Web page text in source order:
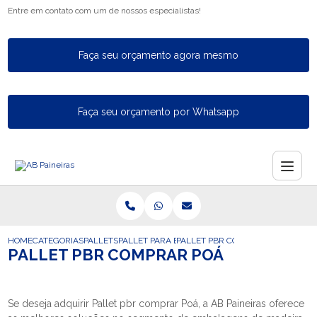
Entre em contato com um de nossos especialistas!
Faça seu orçamento agora mesmo
Faça seu orçamento por Whatsapp
HOMECATEGORIASPALLETSPALLET PARA EXPORTACAOPALLET PBR COMPRAR POA
PALLET PBR COMPRAR POÁ
Se deseja adquirir Pallet pbr comprar Poá, a AB Paineiras oferece